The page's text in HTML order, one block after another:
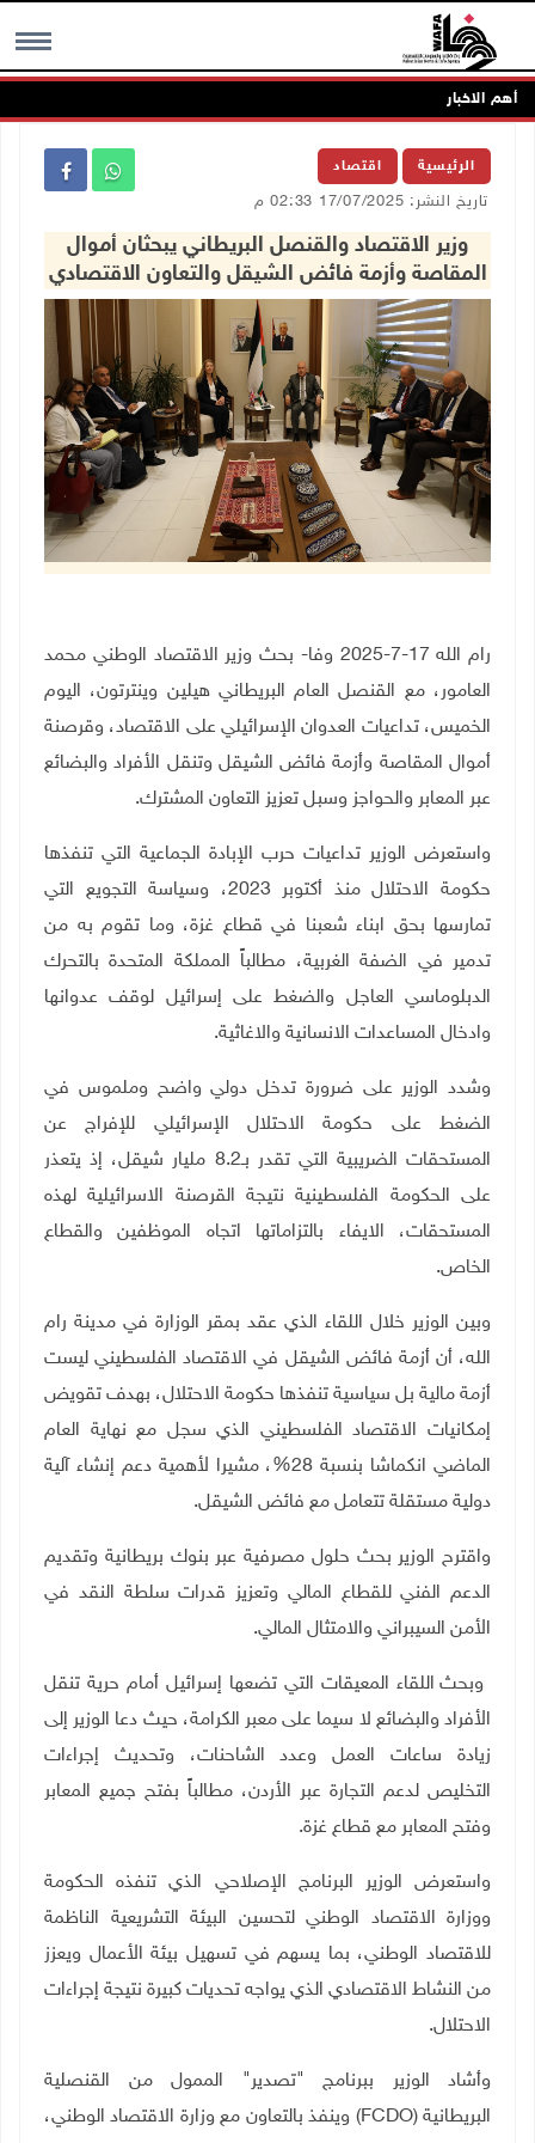
MENU أهم الاخبار
الرئيسية اقتصاد
تاريخ النشر: 17/07/2025 02:33 م
وزير الاقتصاد والقنصل البريطاني يبحثان أموال
المقاصة وأزمة فائض الشيقل والتعاون الاقتصادي
رام الله 17-7-2025 وفا- بحث وزير الاقتصاد الوطني محمد
العامور، مع القنصل العام البريطاني هيلين وينترتون، اليوم
الخميس، تداعيات العدوان الإسرائيلي على الاقتصاد، وقرصنة
أموال المقاصة وأزمة فائض الشيقل وتنقل الأفراد والبضائع
عبر المعابر والحواجز وسبل تعزيز التعاون المشترك.
واستعرض الوزير تداعيات حرب الإبادة الجماعية التي تنفذها
حكومة الاحتلال منذ أكتوبر 2023، وسياسة التجويع التي
تمارسها بحق ابناء شعبنا في قطاع غزة، وما تقوم به من
تدمير في الضفة الغربية، مطالباً المملكة المتحدة بالتحرك
الدبلوماسي العاجل والضغط على إسرائيل لوقف عدوانها
وادخال المساعدات الانسانية والاغاثية.
وشدد الوزير على ضرورة تدخل دولي واضح وملموس في
الضغط على حكومة الاحتلال الإسرائيلي للإفراج عن
المستحقات الضريبية التي تقدر بـ8.2 مليار شيقل، إذ يتعذر
على الحكومة الفلسطينية نتيجة القرصنة الاسرائيلية لهذه
المستحقات، الايفاء بالتزاماتها اتجاه الموظفين والقطاع
الخاص.
وبين الوزير خلال اللقاء الذي عقد بمقر الوزارة في مدينة رام
الله، أن أزمة فائض الشيقل في الاقتصاد الفلسطيني ليست
أزمة مالية بل سياسية تنفذها حكومة الاحتلال، بهدف تقويض
إمكانيات الاقتصاد الفلسطيني الذي سجل مع نهاية العام
الماضي انكماشا بنسبة 28%، مشيرا لأهمية دعم إنشاء آلية
دولية مستقلة تتعامل مع فائض الشيقل.
واقترح الوزير بحث حلول مصرفية عبر بنوك بريطانية وتقديم
الدعم الفني للقطاع المالي وتعزيز قدرات سلطة النقد في
الأمن السيبراني والامتثال المالي.
وبحث اللقاء المعيقات التي تضعها إسرائيل أمام حرية تنقل
الأفراد والبضائع لا سيما على معبر الكرامة، حيث دعا الوزير إلى
زيادة ساعات العمل وعدد الشاحنات، وتحديث إجراءات
التخليص لدعم التجارة عبر الأردن، مطالباً بفتح جميع المعابر
وفتح المعابر مع قطاع غزة.
واستعرض الوزير البرنامج الإصلاحي الذي تنفذه الحكومة
ووزارة الاقتصاد الوطني لتحسين البيئة التشريعية الناظمة
للاقتصاد الوطني، بما يسهم في تسهيل بيئة الأعمال ويعزز
من النشاط الاقتصادي الذي يواجه تحديات كبيرة نتيجة إجراءات
الاحتلال.
وأشاد الوزير ببرنامج "تصدير" الممول من القنصلية
البريطانية(FCDO) وينفذ بالتعاون مع وزارة الاقتصاد الوطني،